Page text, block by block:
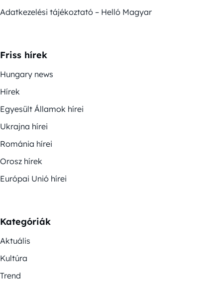
Adatkezelési tájékoztató – Helló Magyar
Friss hírek
Hungary news
Hírek
Egyesült Államok hírei
Ukrajna hírei
Románia hírei
Orosz hírek
Európai Unió hírei
Kategóriák
Aktuális
Kultúra
Trend